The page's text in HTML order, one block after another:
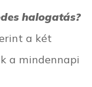
halogatás?
a két
a mindennapi